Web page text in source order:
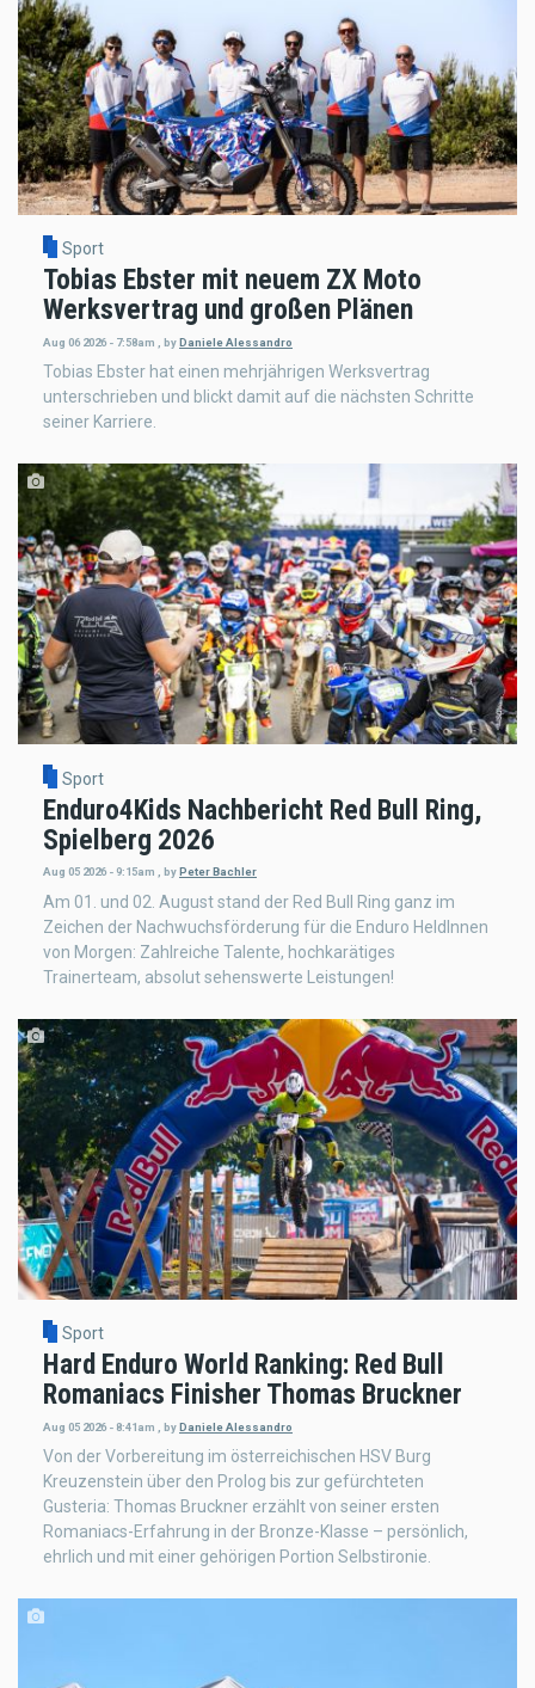
Sport
Tobias Ebster mit neuem ZX Moto
Werksvertrag und großen Plänen
Aug 06 2026 - 7:58am byDaniele Alessandro
Tobias Ebster hat einen mehrjährigen Werksvertrag
unterschrieben und blickt damit auf die nächsten Schritte
seiner Karriere.
Sport
Enduro4Kids Nachbericht Red Bull Ring,
Spielberg 2026
Aug 05 2026 - 9:15am byPeter Bachler
Am 01. und 02. August stand der Red Bull Ring ganz im
Zeichen der Nachwuchsförderung für die Enduro HeldInnen
von Morgen: Zahlreiche Talente, hochkarätiges
Trainerteam, absolut sehenswerte Leistungen!
Sport
Hard Enduro World Ranking: Red Bull
Romaniacs Finisher Thomas Bruckner
Aug 05 2026 - 8:41am byDaniele Alessandro
Von der Vorbereitung im österreichischen HSV Burg
Kreuzenstein über den Prolog bis zur gefürchteten
Gusteria: Thomas Bruckner erzählt von seiner ersten
Romaniacs-Erfahrung in der Bronze-Klasse – persönlich,
ehrlich und mit einer gehörigen Portion Selbstironie.